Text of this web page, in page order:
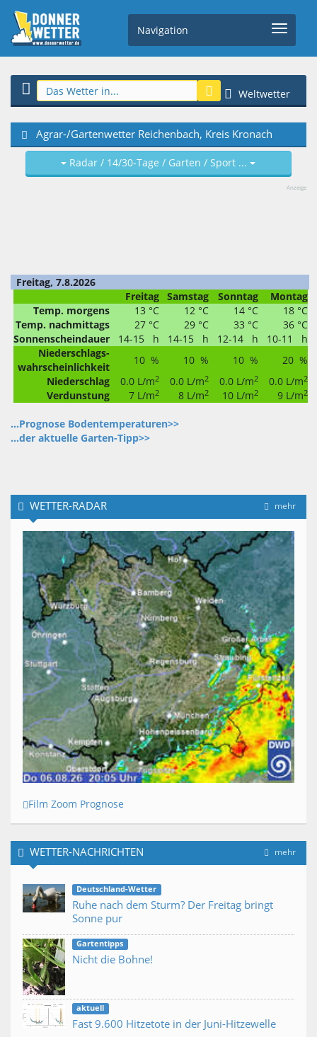
Navigation
Weltwetter
Agrar-/Gartenwetter Reichenbach, Kreis Kronach
Radar / 14/30-Tage / Garten / Sport ...
Anzeige
Freitag, 7.8.2026
Freitag Samstag Sonntag
Montag
Temp. morgens
13 °C 12 °C 14 °C
18 °C
Temp. nachmittags
27 °C 29 °C 33 °C
36 °C
Sonnenscheindauer
14-15 h 14-15 h 12-14 h
10-11 h
Niederschlags-
wahrscheinlichkeit
10 % 10 % 10 %
20 %
Niederschlag
0.0 L/m2 0.0 L/m2 0.0 L/m2 0.0 L/m2
Verdunstung 7 L/m2 8 L/m2 10 L/m2 9 L/m2
...Prognose Bodentemperaturen>>
...der aktuelle Garten-Tipp>>
mehr
WETTER-RADAR
Film Zoom Prognose
mehr
WETTER-NACHRICHTEN
Deutschland-Wetter
Ruhe nach dem Sturm? Der Freitag bringt
Sonne pur
Gartentipps
Nicht die Bohne!
aktuell
Fast 9.600 Hitzetote in der Juni-Hitzewelle